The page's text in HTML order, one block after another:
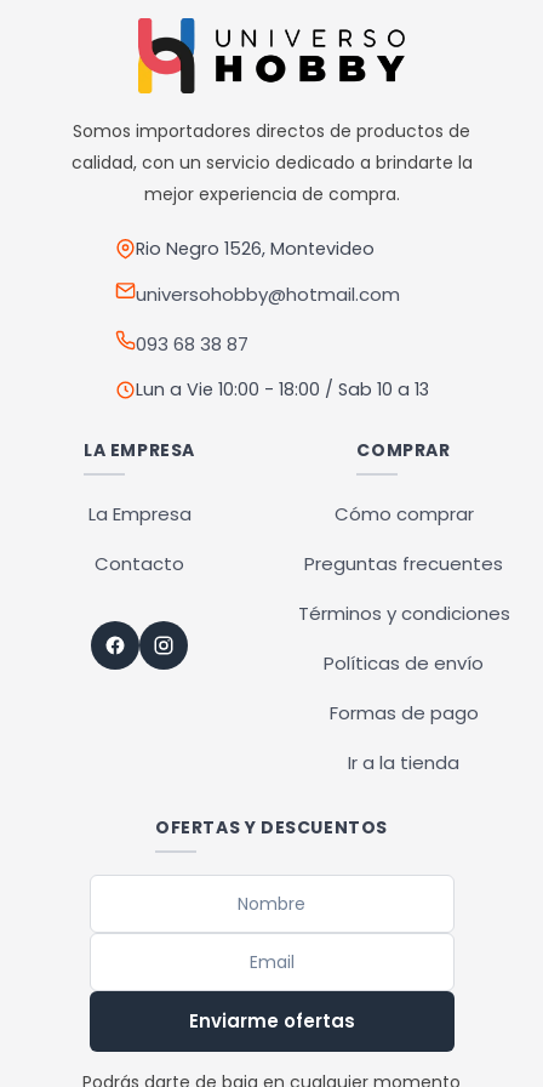
Somos importadores directos de productos de
calidad, con un servicio dedicado a brindarte la
mejor experiencia de compra.
Rio Negro 1526, Montevideo
universohobby@hotmail.com
093 68 38 87
Lun a Vie 10:00 - 18:00 / Sab 10 a 13
LA EMPRESA
La Empresa
Contacto
COMPRAR
Cómo comprar
Preguntas frecuentes
Términos y condiciones
Políticas de envío
Formas de pago
Ir a la tienda
OFERTAS Y DESCUENTOS
Enviarme ofertas